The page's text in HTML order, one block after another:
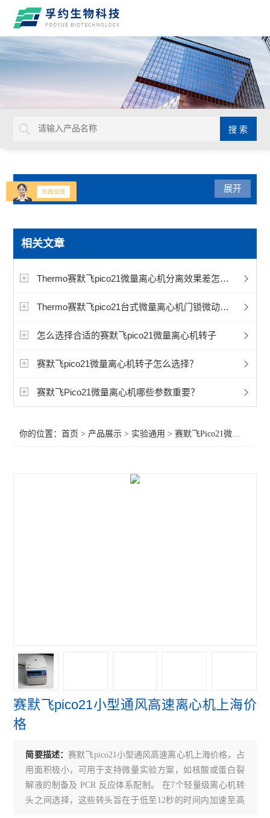
产品分类
默克密理博Millicell-IQ纯水净化系统
赛默飞程控降温仪冷冻机
艾本德5702离心机
艾本德5430微量离心机
艾本德5810微量离心机
赛默飞Sorvall LYNX 6000 离心机
艾本德5804R冷冻离心机
赛默飞ST4R冷冻离心机
赛默飞Micro21R冷冻离心机
赛默飞Micro21微量离心机
展开
相关文章
Thermo赛默飞pico21微量离心机分离效果差怎么办
Thermo赛默飞pico21台式微量离心机门锁微动开关怎么修理？
怎么选择合适的赛默飞pico21微量离心机转子
赛默飞pico21微量离心机转子怎么选择？
赛默飞Pico21微量离心机哪些参数重要？
你的位置：首页 > 产品展示 > 实验通用 >赛默飞Pico21微量离心机
赛默飞pico21小型通风高速离心机上海价
格
简要描述： 赛默飞pico21小型通风高速离心机上海价格，占
用面积极小，可用于支持微量实验方案，如核酸或蛋白裂
解液的制备及 PCR 反应体系配制。 在7个轻量级离心机转
头之间选择，这些转头旨在于低至12秒的时间内加速至高